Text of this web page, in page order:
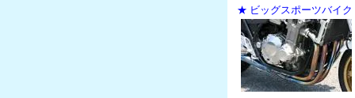
★ ビッグスポーツバイク